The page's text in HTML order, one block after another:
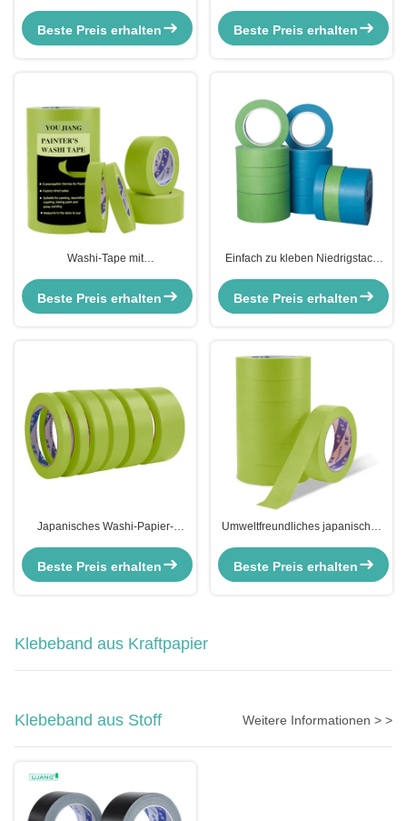
Für Sicherheitswandmalerei
Beste Preis erhalten Beste Preis erhalten
Washi-Tape mit
Beste Preis erhalten
Einfach zu kleben Niedrigstack
Handwerk Möbel Steckdosen
Beste Preis erhalten
Japanisches Washi-Papier-
Temperaturbeständig 120-140um
Beste Preis erhalten
Umweltfreundliches japanisches
Beste Preis erhalten
Klebeband aus Kraftpapier
Klebeband aus Stoff Weitere Informationen > >